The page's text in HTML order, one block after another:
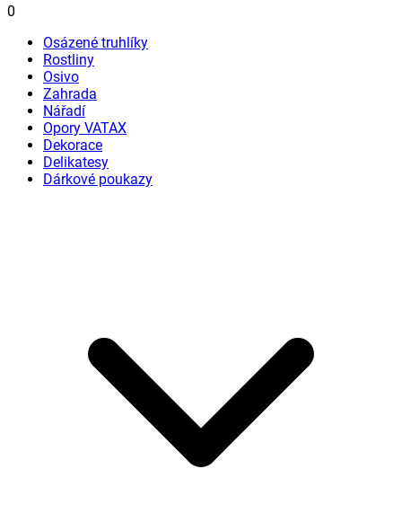
0
Osázené truhlíky
Rostliny
Osivo
Zahrada
Nářadí
Opory VATAX
Dekorace
Delikatesy
Dárkové poukazy